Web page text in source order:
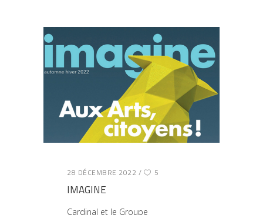
28 DÉCEMBRE 2022 5
IMAGINE
Cardinal et le Groupe